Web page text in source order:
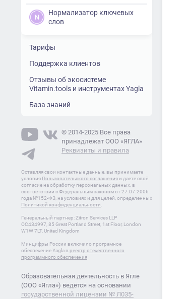
Нормализатор ключевых
слов
Тарифы
Поддержка клиентов
Отзывы об экосистеме
Vitamin.tools и инструментах Yagla
База знаний
© 2014-2025 Все права
принадлежат ООО «ЯГЛА»
Реквизиты и правила
Оставляя свои контактные данные, вы принимаете
условия Пользовательского соглашения и даете своё
согласие на обработку персональных данных, в
соответствии с Федеральным законом от 27.07.2006
года №152-ФЗ, на условиях и для целей, определенных
Политикой конфиденциальности
Генеральный партнер: Zitron Services LLP
OC434997, 85 Great Portland Street, 1st Floor, London
W1W 7LT, United Kingdom
Минцифры России включило програмное
обеспечение Yagla в реестр отечественного
программного обеспечения
Образовательная деятельность в Ягле
(ООО «Ягла») ведется на основании
государственной лицензии № Л035-